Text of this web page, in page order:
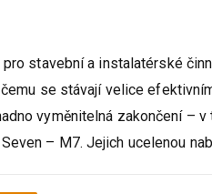
stavební a instalatérské
se stávají velice
vyměnitelná zakončení –
– M7. Jejich ucelenou